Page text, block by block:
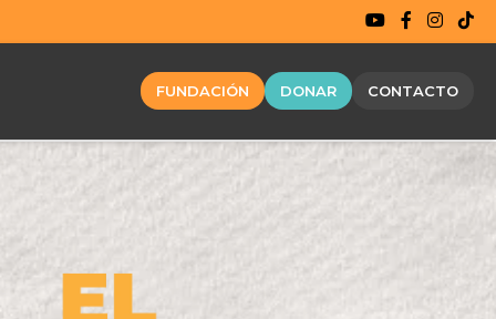
FUNDACIÓN DONAR CONTACTO